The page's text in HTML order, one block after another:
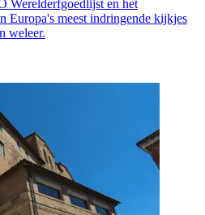
Werelderfgoedlijst en het
Europa's meest indringende kijkjes
weleer.